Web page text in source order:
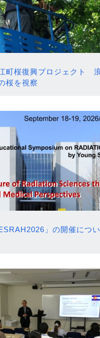
町桜復興プロジェクト
桜を視察
」の開催につ